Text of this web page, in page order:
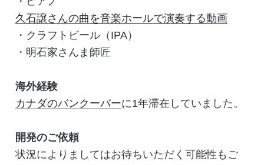
久石譲さんの曲を音楽ホールで演奏する動画
・クラフトビール（IPA）
・明石家さんま師匠
海外経験
カナダのバンクーバーに1年滞在していました。
開発のご依頼
状況によりましてはお待ちいただく可能性もご